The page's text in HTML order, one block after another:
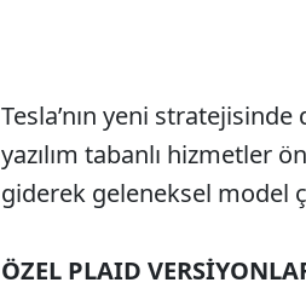
Tesla’nın yeni
yazılım tabanlı hizmetler
giderek geleneksel model
ÖZEL PLAID